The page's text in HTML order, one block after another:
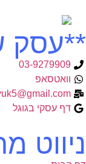
**עסק
03-9279909
וואטסאפ
דף עסקי בגוגל
ניווט